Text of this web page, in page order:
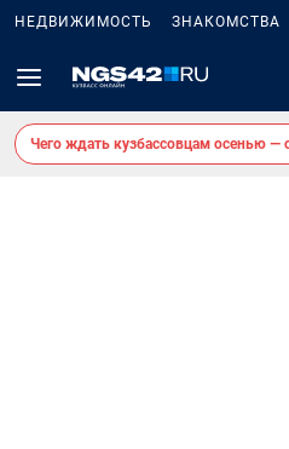
НЕДВИЖИМОСТЬ ЗНАКОМСТВА
Чего ждать кузбассовцам осенью —